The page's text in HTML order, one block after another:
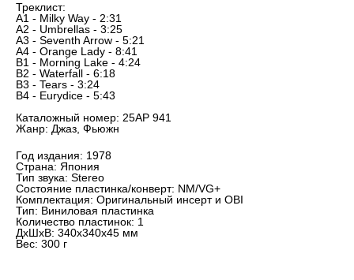
Треклист:
A1 - Milky Way - 2:31
A2 - Umbrellas - 3:25
A3 - Seventh Arrow - 5:21
A4 - Orange Lady - 8:41
B1 - Morning Lake - 4:24
B2 - Waterfall - 6:18
B3 - Tears - 3:24
B4 - Eurydice - 5:43
Каталожный номер: 25AP 941
Жанр: Джаз, Фьюжн
Год издания: 1978
Страна: Япония
Тип звука: Stereo
Состояние пластинка/конверт: NM/VG+
Комплектация: Оригинальный инсерт и OBI
Тип: Виниловая пластинка
Количество пластинок: 1
ДxШxВ: 340x340x45 мм
Вес: 300 г